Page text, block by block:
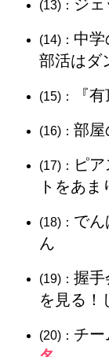
(13)： ジ
(14)： 中
部活はダ
(15)： 『
(16)： 部屋
(17)： ピ
トをあま
(18)： で
ん
(19)： 握手
を見る！
(20)： チー